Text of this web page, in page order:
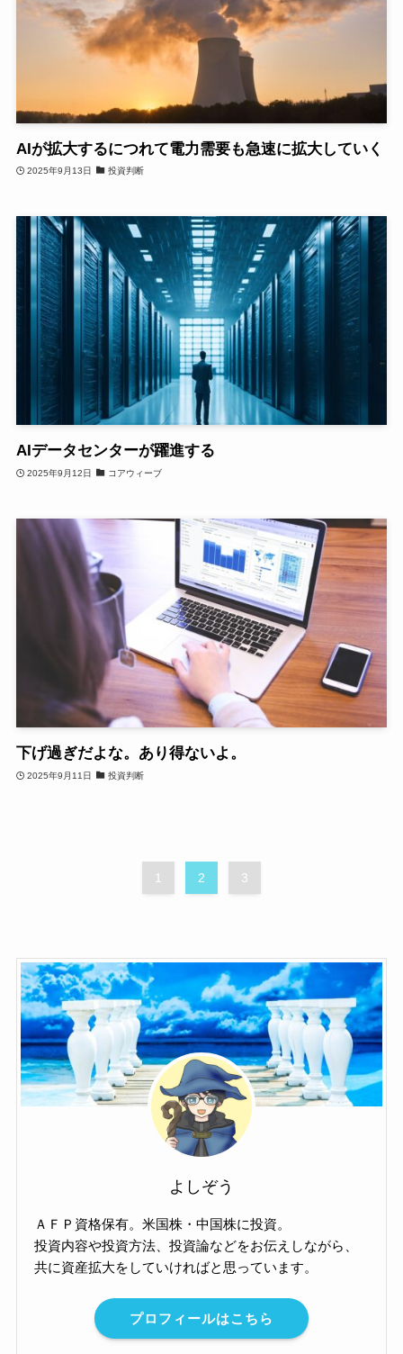
AIが拡大するにつれて電力需要も急速に拡大していく
2025年9月13日 投資判断
AIデータセンターが躍進する
2025年9月12日 コアウィーブ
下げ過ぎだよな。あり得ないよ。
2025年9月11日 投資判断
1 2 3
よしぞう
ＡＦＰ資格保有。米国株・中国株に投資。
投資内容や投資方法、投資論などをお伝えしながら、
共に資産拡大をしていければと思っています。
プロフィールはこちら